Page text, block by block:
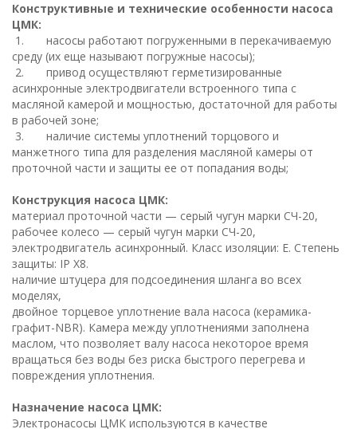
Конструктивные и технические особенности насоса
ЦМК:
1. насосы работают погруженными в перекачиваемую
среду (их еще называют погружные насосы);
2. привод осуществляют герметизированные
асинхронные электродвигатели встроенного типа с
масляной камерой и мощностью, достаточной для работы
в рабочей зоне;
3. наличие системы уплотнений торцового и
манжетного типа для разделения масляной камеры от
проточной части и защиты ее от попадания воды;
Конструкция насоса ЦМК:
материал проточной части — серый чугун марки СЧ-20,
рабочее колесо — серый чугун марки СЧ-20,
электродвигатель асинхронный. Класс изоляции: E. Степень
защиты: IP X8.
наличие штуцера для подсоединения шланга во всех
моделях,
двойное торцевое уплотнение вала насоса (керамика-
графит-NBR). Камера между уплотнениями заполнена
маслом, что позволяет валу насоса некоторое время
вращаться без воды без риска быстрого перегрева и
повреждения уплотнения.
Назначение насоса ЦМК:
Электронасосы ЦМК используются в качестве